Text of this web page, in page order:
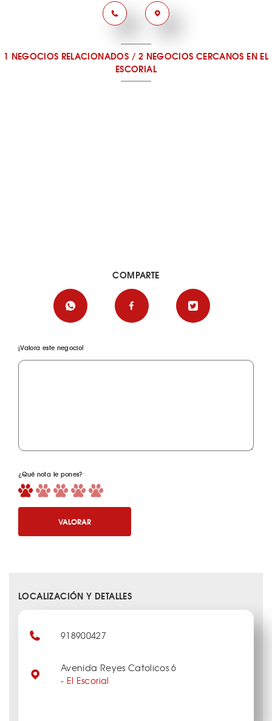
1 NEGOCIOS RELACIONADOS/2 NEGOCIOS CERCANOS EN EL
ESCORIAL
¡Valora este negocio!
¿Qué nota le pones?
VALORAR
COMPARTE
LOCALIZACIÓN Y DETALLES
918900427
Avenida Reyes Catolicos 6
- El Escorial